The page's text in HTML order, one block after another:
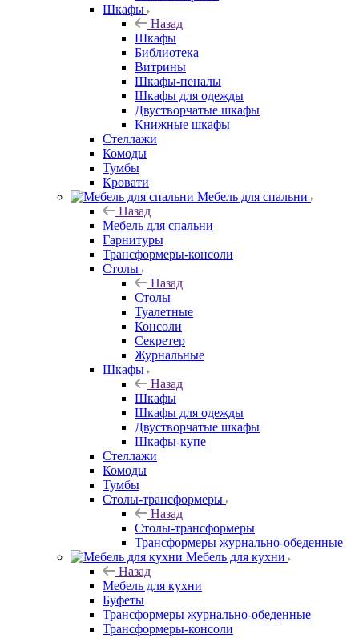
Шкафы
Назад
Шкафы
Библиотека
Витрины
Шкафы-пеналы
Шкафы для одежды
Двустворчатые шкафы
Книжные шкафы
Стеллажи
Комоды
Тумбы
Кровати
Мебель для спальни
Назад
Мебель для спальни
Гарнитуры
Трансформеры-консоли
Столы
Назад
Столы
Туалетные
Консоли
Секретер
Журнальные
Шкафы
Назад
Шкафы
Шкафы для одежды
Двустворчатые шкафы
Шкафы-купе
Стеллажи
Комоды
Тумбы
Столы-трансформеры
Назад
Столы-трансформеры
Трансформеры журнально-обеденные
Мебель для кухни
Назад
Мебель для кухни
Буфеты
Трансформеры журнально-обеденные
Трансформеры-консоли